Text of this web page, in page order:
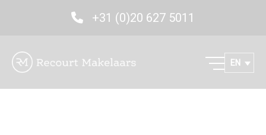
+31 (0)20 627 5011
EN